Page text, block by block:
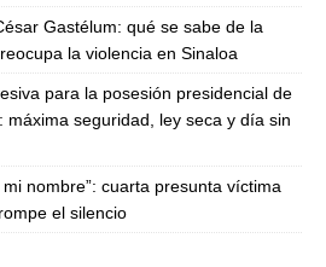
Gastélum: qué se sabe de la
la violencia en Sinaloa
para la posesión presidencial de
máxima seguridad, ley seca y día sin
nombre”: cuarta presunta víctima
el silencio